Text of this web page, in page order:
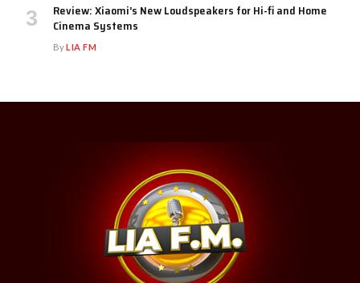
Review: Xiaomi’s New Loudspeakers for Hi-fi and Home
Cinema Systems
ByLIA FM